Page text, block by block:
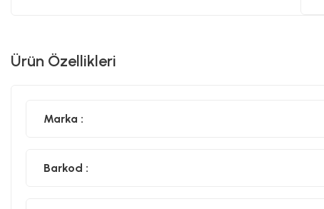
Ürün Özellikleri
Marka :
Barkod :